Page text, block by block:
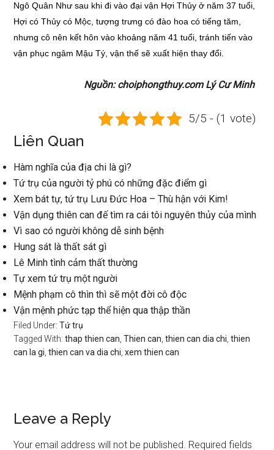
Ngô Quân Như sau khi đi vào đại vận Hợi Thủy ở năm 37 tuổi,
Hợi có Thủy có Mộc, tượng trưng có đào hoa có tiếng tăm,
nhưng cô nên kết hôn vào khoảng năm 41 tuổi, tránh tiến vào
vận phục ngâm Mậu Tý, vận thế sẽ xuất hiện thay đổi.
Nguồn: choiphongthuy.com Lý Cư Minh
5/5 - (1 vote)
Liên Quan
Hàm nghĩa của địa chi là gì?
Tứ trụ của người tỷ phú có những đặc điểm gì
Xem bát tự, tứ trụ Lưu Đức Hoa – Thù hận với Kim!
Vận dụng thiên can đế tìm ra cái tôi nguyên thủy của mình
Vì sao có người không dễ sinh bệnh
Hung sát là thất sát gì
Lê Minh tình cảm thất thường
Tự xem tứ trụ một người
Mệnh phạm cô thìn thì sẽ một đời cô độc
Vận mệnh phức tạp thể hiện qua thập thần
Filed Under:Tứ trụ
Tagged With:thap thien can ,Thien can ,thien can dia chi ,thien
can la gi ,thien can va dia chi ,xem thien can
Reader
Interactions
Leave a Reply
Your email address will not be published. Required fields